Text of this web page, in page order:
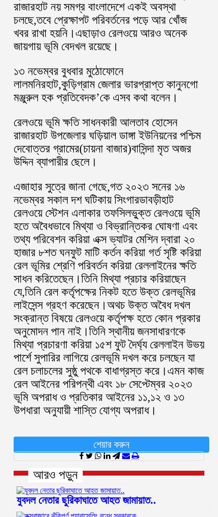
রাজারহাট নয় সমগ্র বাংলাদেশে একই অবস্থা
চলছে,তবে প্রেক্ষাপট পরিবর্তনের পড়ে আর খোঁজ
খবর রাখা হয়নি।এছাড়াও রেলওয়ে আরও অনেক
জায়গায় ভূমি বেদখল রয়েছে।
১৩ নভেম্বর বুধবার মুঠোফোনে
লালমনিরহাট,কুড়িগ্রাম জেলার ভারপ্রাপ্ত কানুনগো
মঞ্জুরুল হক প্রতিবেদক’কে এসব কথা বলেন।
রেলওয়ে ভূমি ক্ষতি সাধনকারী আলতাব হোসেন
রাজারহাট উপজেলার ঘড়িয়াল ডাঙ্গা ইউনিয়নের পশ্চিম
দেবোত্তর গ্রামের(চায়না বাজার)বাসিন্দা মৃত অজর
উদ্দিন ব্যাপারীর ছেলে।
এজাহার সুত্রে জানা গেছে,গত ২০২৩ সনের ১৬
নভেম্বর সকাল দশ ঘটিকায় সিংগারডাবড়ীহাট
রেলওয়ে স্টেশন এলাকার তফসিলভু্ক্ত রেলওয়ে ভূমি
হতে অবৈধভাবে মিথ্যা ও বিভ্রান্তিকর ঘোষণা এবং
তথ্য পরিবেশন করিয়া এক্স ভ্যাটর মেশিন দ্বারা ২০
হাজার ৮শত ঘনফুট মাটি কর্তন করিয়া গর্ত সৃষ্টি করিয়া
রেল ভূমির শ্রেণি পরিবর্তন করিয়া রেললাইনের ক্ষতি
সাধন করিতেছেন।তিনি মিথ্যা প্রচার করিয়াছেন
যে,তিনি রেল কর্তৃপক্ষের নিকট হতে উক্ত রেলভূমির
লাইসেন্স গ্রহণ করেছেন।অথচ উক্ত অবৈধ দখল
সংক্রান্ত বিষয়ে রেলওয়ে কর্তৃপক্ষ হতে কোন প্রকার
অনুমোদন পান নাই।তিনি স্থানীয় জনসাধারণকে
মিথ্যা প্রচারণা করিয়া ১৫শ ফুট দৈর্ঘ্য রেললাইন উভয়
পার্শে সুপারির লাগিয়ে রেলভূমি দখল করে চলছেন যা
রেল চলাচলের সুষ্ঠু পথকে বাধাগ্রস্ত করে।এমন কাজ
রেল আইনের পরিপন্থী এবং ১৮ সেপ্টেম্বর ২০২৩
ভূমি অপরাধ ও প্রতিকার আইনের ১১,১২ ও ১৩
উপধারা অনুযায়ী শাস্তি যোগ্য অপরাধ।
শেয়ার করুন
আরও পড়ুন
যুবদল নেতার ছুরিকাঘাতে আহত জামায়াত..